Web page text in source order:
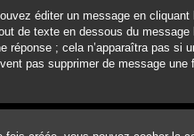
éditer un message en cliquant
de texte en dessous du message
réponse ; cela n’apparaîtra pas si
pas supprimer de message une